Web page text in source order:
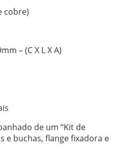
cobre)
– (C X L X A)
de um “Kit de
e buchas, flange fixadora e